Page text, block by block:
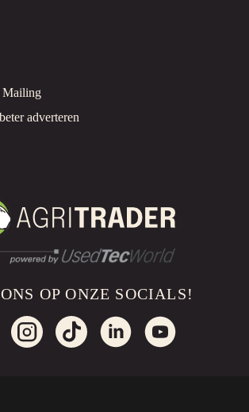
Mailing
adverteren
OP ONZE SOCIALS!